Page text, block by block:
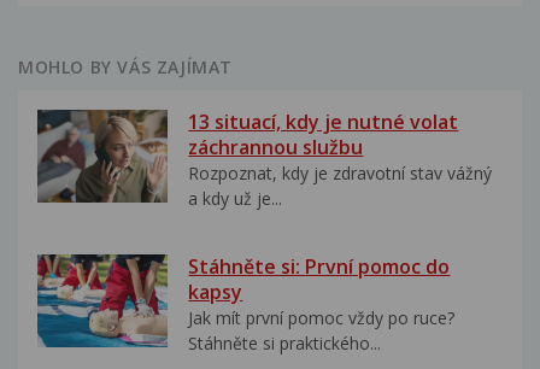
MOHLO BY VÁS ZAJÍMAT
13 situací, kdy je nutné volat
záchrannou službu
Rozpoznat, kdy je zdravotní stav vážný
a kdy už je...
Stáhněte si: První pomoc do
kapsy
Jak mít první pomoc vždy po ruce?
Stáhněte si praktického...